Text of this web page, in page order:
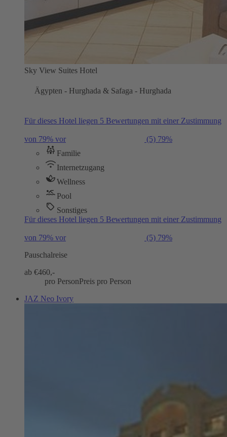
Sky View Suites Hotel
Ägypten - Hurghada & Safaga - Hurghada
Für dieses Hotel liegen 5 Bewertungen mit einer Zustimmung
von 79% vor (5) 79%
Familie
Internetzugang
Wellness
Pool
Sonstiges
Für dieses Hotel liegen 5 Bewertungen mit einer Zustimmung
von 79% vor (5) 79%
Pauschalreise
ab €460,-
pro PersonPreis pro Person
JAZ Neo Ivory